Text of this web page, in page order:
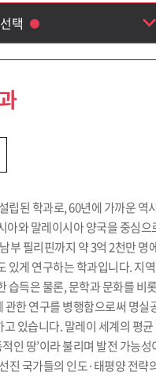
택
시아어과
과
과
바이잔학과
과
립된 학과로, 60년에 가까운 역
아와 말레이시아 양국을 중심으
부 필리핀까지 약 3억 2천만 명
있게 연구하는 학과입니다. 지
습득은 물론, 문학과 문화를 비
관한 연구를 병행함으로써 명실
있습니다. 말레이 세계의 평균
인 땅’이라 불리며 발전 가능성
진 국가들의 인도·태평양 전략